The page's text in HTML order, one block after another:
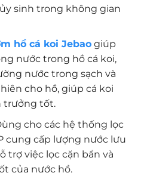
sinh trong không gian
hồ cá koi Jebaogiúp
nước trong hồ cá koi,
nước trong sạch và
cho hồ, giúp cá koi
trưởng tốt.
cho các hệ thống lọc
cung cấp lượng nước lưu
trợ việc lọc cặn bẩn và
của nước hồ.